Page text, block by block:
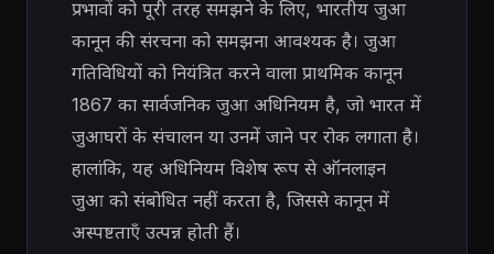
प्रभावों को पूरी तरह समझने के लिए, भारतीय जुआ
कानून की संरचना को समझना आवश्यक है। जुआ
गतिविधियों को नियंत्रित करने वाला प्राथमिक कानून
1867 का सार्वजनिक जुआ अधिनियम है, जो भारत में
जुआघरों के संचालन या उनमें जाने पर रोक लगाता है।
हालांकि, यह अधिनियम विशेष रूप से ऑनलाइन
जुआ को संबोधित नहीं करता है, जिससे कानून में
अस्पष्टताएँ उत्पन्न होती हैं।